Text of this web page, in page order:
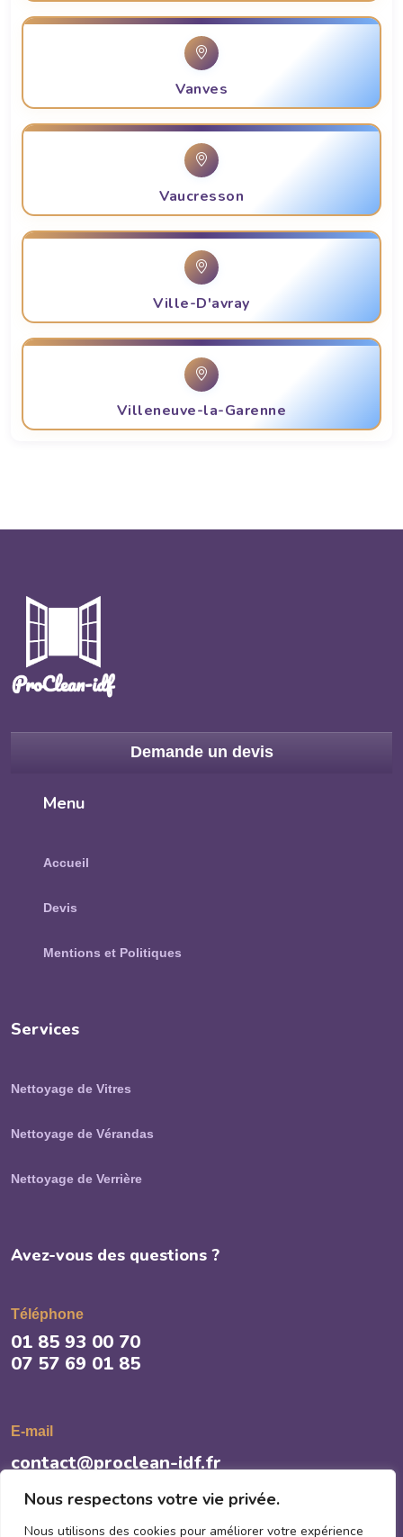
Nous respectons votre vie privée.
Nous utilisons des cookies pour améliorer votre expérience
Vanves
Vaucresson
Ville-D'avray
Villeneuve-la-Garenne
Demande un devis
Menu
Accueil
Devis
Mentions et Politiques
Services
Nettoyage de Vitres
Nettoyage de Vérandas
Nettoyage de Verrière
Avez-vous des questions ?
Téléphone
01 85 93 00 70
07 57 69 01 85
E-mail
contact@proclean-idf.fr